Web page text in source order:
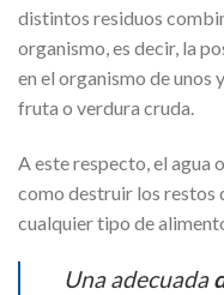
distintos residuos
organismo, es decir, la
en el organismo de unos
fruta o verdura cruda.
A este respecto, el agua
como destruir los restos
cualquier tipo de
Una adecuada